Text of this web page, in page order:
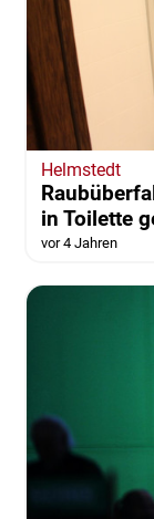
Helmstedt
in Toilette
vor 4 Jahren